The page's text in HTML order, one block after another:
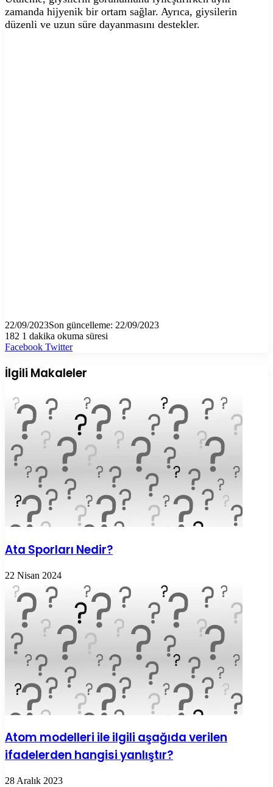
zamanda hijyenik bir ortam sağlar. Ayrıca, giysilerin
düzenli ve uzun süre dayanmasını destekler.
22/09/2023Son güncelleme: 22/09/2023
182 1 dakika okuma süresi
Facebook TwitterLinkedIn
Tumblr
Pinterest
Reddit
VKontakte
E-
ile
paylaş
Yazdır
İlgili Makaleler
Ata Sporları Nedir?
22 Nisan 2024
Atom modelleri ile ilgili aşağıda verilen
ifadelerden hangisi yanlıştır?
28 Aralık 2023